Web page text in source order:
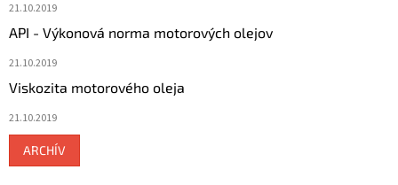
21.10.2019
API - Výkonová norma motorových olejov
21.10.2019
Viskozita motorového oleja
21.10.2019
ARCHÍV